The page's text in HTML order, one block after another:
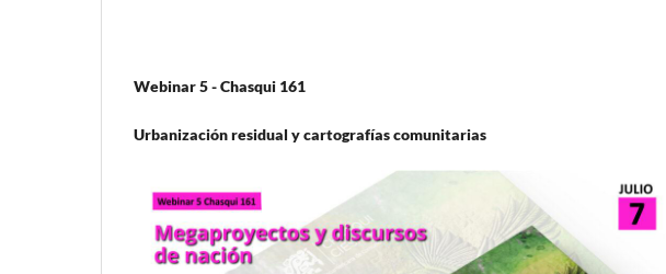
Webinar 5 - Chasqui 161
Urbanización residual y cartografías comunitarias